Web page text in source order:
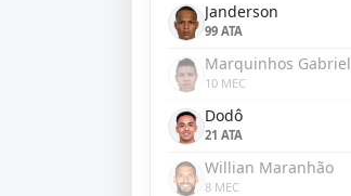
Janderson
99 ATA
Marquinhos Gabriel
10 MEC
Dodô
21 ATA
Willian Maranhão
8 MEC